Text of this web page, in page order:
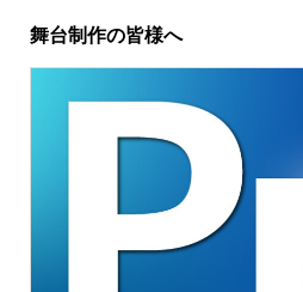
舞台制作の皆様へ